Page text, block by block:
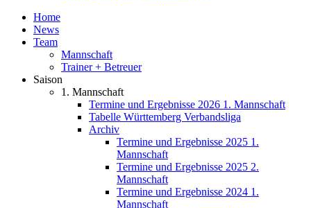
Home
News
Team
Mannschaft
Trainer + Betreuer
Saison
1. Mannschaft
Termine und Ergebnisse 2026 1. Mannschaft
Tabelle Württemberg Verbandsliga
Archiv
Termine und Ergebnisse 2025 1.
Mannschaft
Termine und Ergebnisse 2025 2.
Mannschaft
Termine und Ergebnisse 2024 1.
Mannschaft